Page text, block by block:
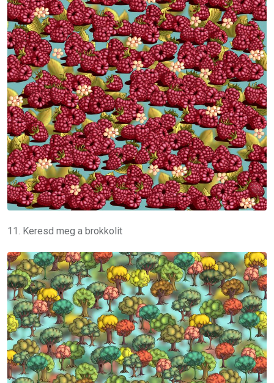
11. Keresd meg a brokkolit